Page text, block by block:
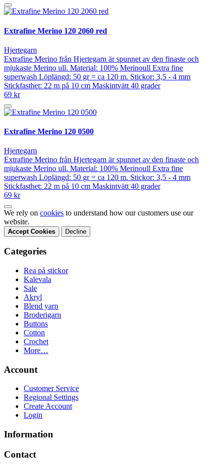
Extrafine Merino 120 2060 red
Hjertegarn
Extrafine Merino från Hjertegarn är spunnet av den finaste och
mjukaste Merino ull. Material: 100% Merinoull Extra fine
superwash Löplängd: 50 gr = ca 120 m. Stickor: 3,5 - 4 mm
Stickfasthet: 22 m på 10 cm Maskintvätt 40 grader
69 kr
Extrafine Merino 120 0500
Hjertegarn
Extrafine Merino från Hjertegarn är spunnet av den finaste och
mjukaste Merino ull. Material: 100% Merinoull Extra fine
superwash Löplängd: 50 gr = ca 120 m. Stickor: 3,5 - 4 mm
Stickfasthet: 22 m på 10 cm Maskintvätt 40 grader
69 kr
We rely on cookies to understand how our customers use our
website.
Accept Cookies Decline
Categories
Rea på stickor
Kalevala
Sale
Akryl
Blend yarn
Broderigarn
Buttons
Cotton
Crochet
More…
Account
Customer Service
Regional Settings
Create Account
Login
Information
Contact